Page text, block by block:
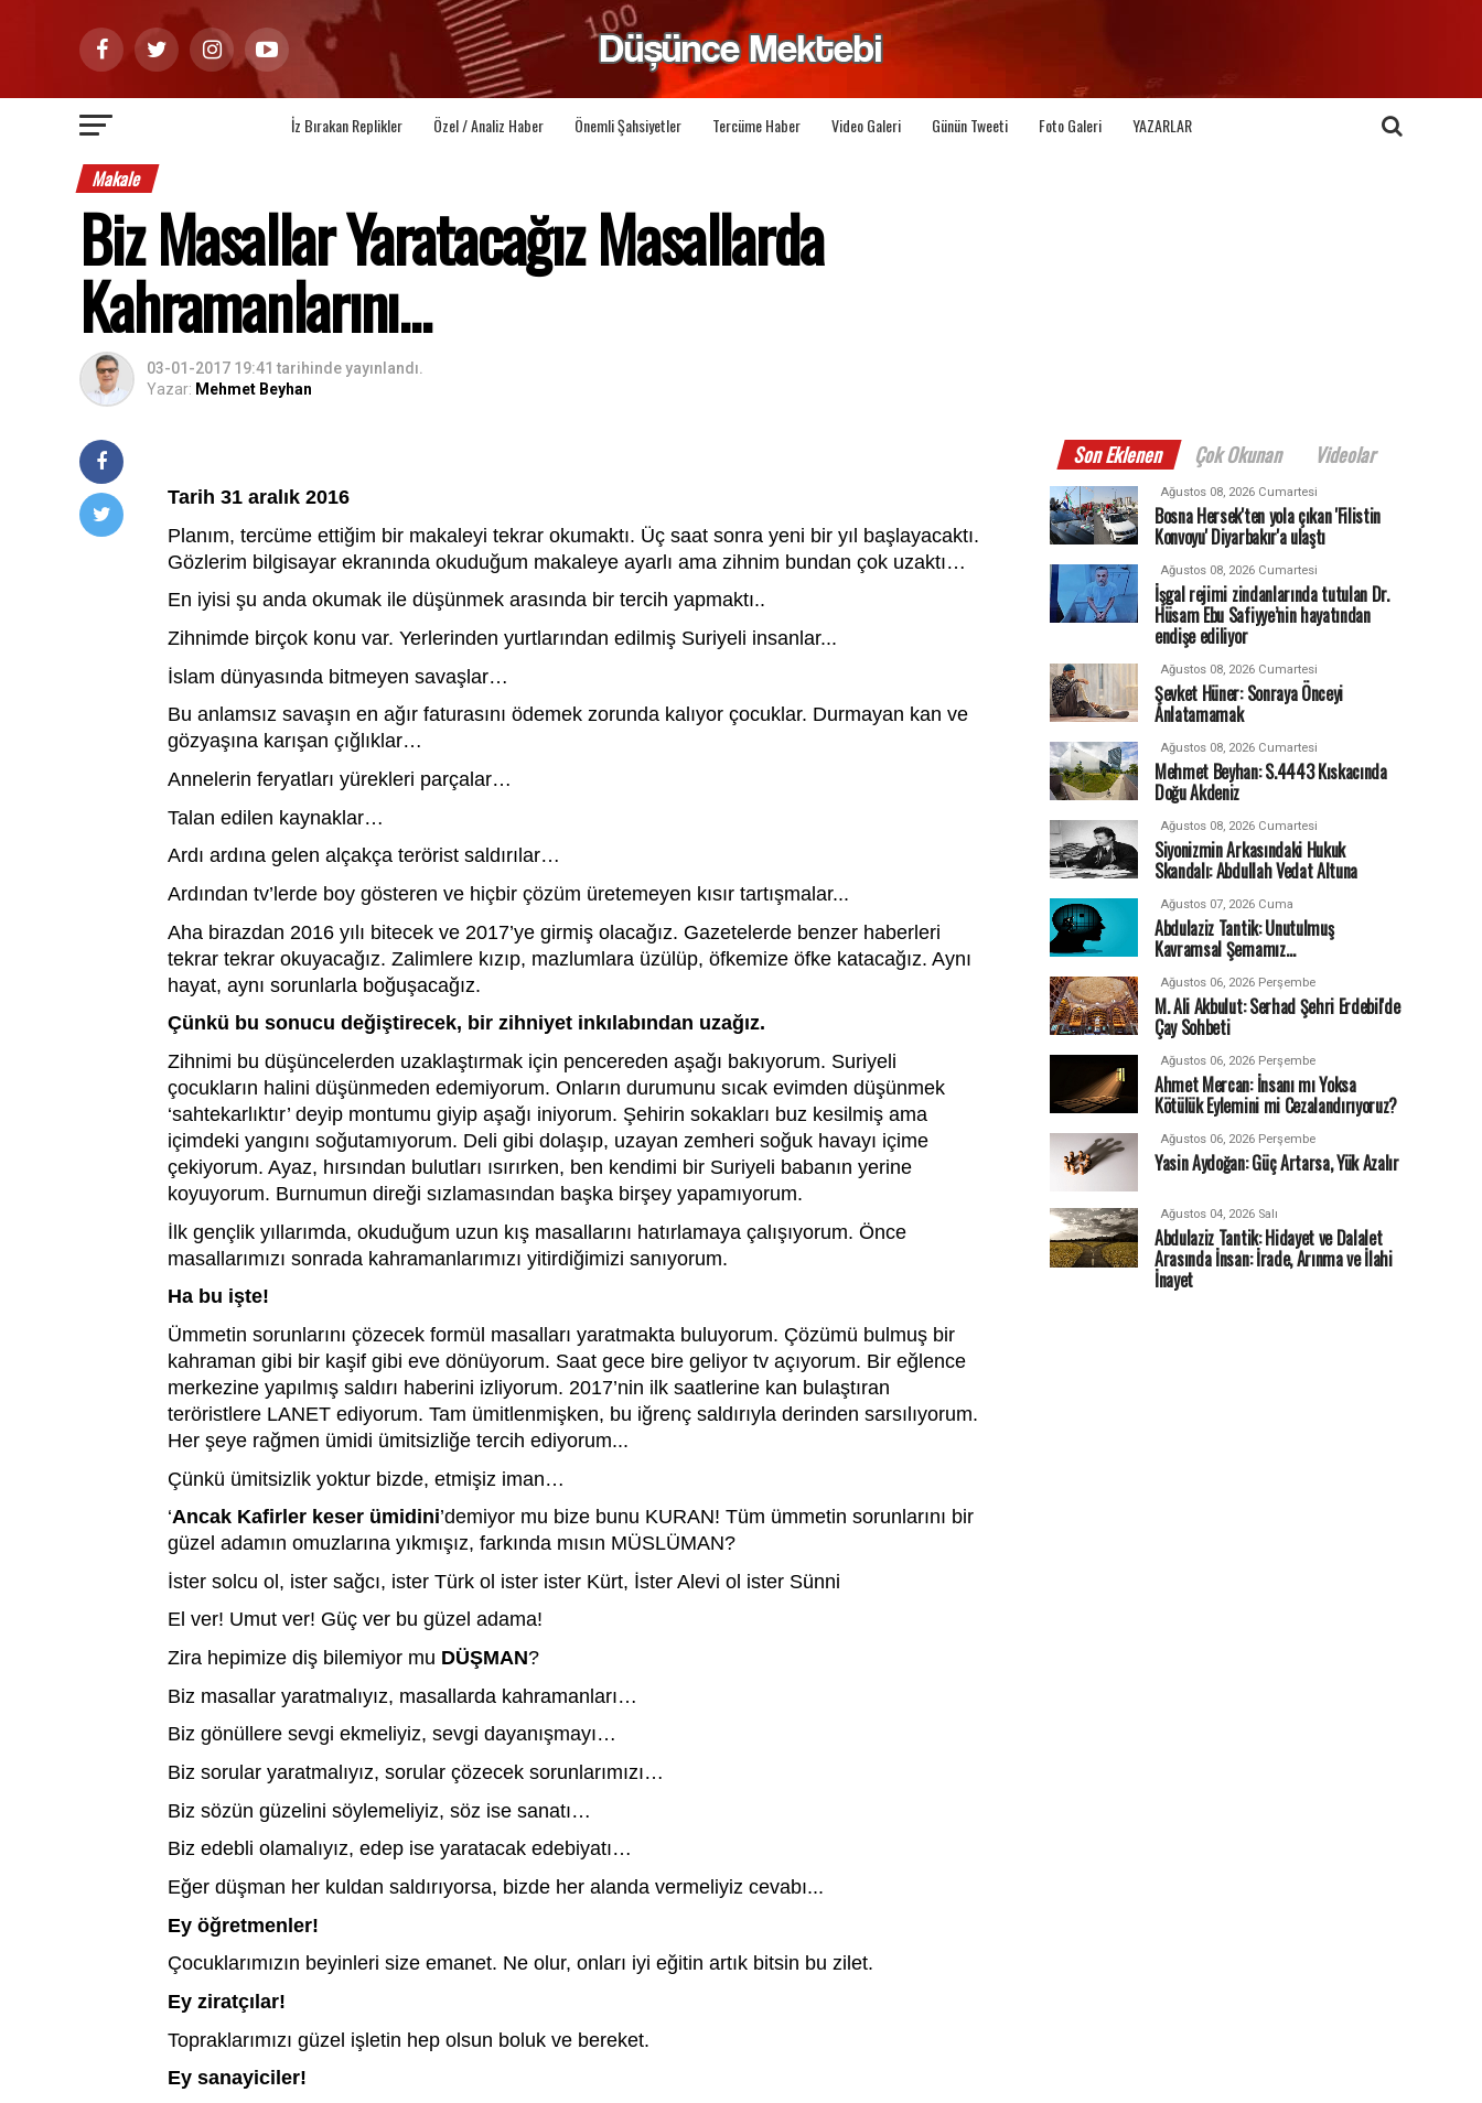
İz Bırakan Replikler Özel / Analiz Haber Önemli Şahsiyetler Tercüme Haber Video Galeri Günün Tweeti Foto Galeri YAZARLAR
Makale
Biz Masallar Yaratacağız Masallarda
Kahramanlarını...
03-01-2017 19:41 tarihinde yayınlandı.
Yazar: Mehmet Beyhan
Tarih 31 aralık 2016
Planım, tercüme ettiğim bir makaleyi tekrar okumaktı. Üç saat sonra yeni bir yıl başlayacaktı.
Gözlerim bilgisayar ekranında okuduğum makaleye ayarlı ama zihnim bundan çok uzaktı…
En iyisi şu anda okumak ile düşünmek arasında bir tercih yapmaktı..
Zihnimde birçok konu var. Yerlerinden yurtlarından edilmiş Suriyeli insanlar...
İslam dünyasında bitmeyen savaşlar…
Bu anlamsız savaşın en ağır faturasını ödemek zorunda kalıyor çocuklar. Durmayan kan ve
gözyaşına karışan çığlıklar…
Annelerin feryatları yürekleri parçalar…
Talan edilen kaynaklar…
Ardı ardına gelen alçakça terörist saldırılar…
Ardından tv’lerde boy gösteren ve hiçbir çözüm üretemeyen kısır tartışmalar...
Aha birazdan 2016 yılı bitecek ve 2017’ye girmiş olacağız. Gazetelerde benzer haberleri
tekrar tekrar okuyacağız. Zalimlere kızıp, mazlumlara üzülüp, öfkemize öfke katacağız. Aynı
hayat, aynı sorunlarla boğuşacağız.
Çünkü bu sonucu değiştirecek, bir zihniyet inkılabından uzağız.
Zihnimi bu düşüncelerden uzaklaştırmak için pencereden aşağı bakıyorum. Suriyeli
çocukların halini düşünmeden edemiyorum. Onların durumunu sıcak evimden düşünmek
‘sahtekarlıktır’ deyip montumu giyip aşağı iniyorum. Şehirin sokakları buz kesilmiş ama
içimdeki yangını soğutamıyorum. Deli gibi dolaşıp, uzayan zemheri soğuk havayı içime
çekiyorum. Ayaz, hırsından bulutları ısırırken, ben kendimi bir Suriyeli babanın yerine
koyuyorum. Burnumun direği sızlamasından başka birşey yapamıyorum.
İlk gençlik yıllarımda, okuduğum uzun kış masallarını hatırlamaya çalışıyorum. Önce
masallarımızı sonrada kahramanlarımızı yitirdiğimizi sanıyorum.
Ha bu işte!
Ümmetin sorunlarını çözecek formül masalları yaratmakta buluyorum. Çözümü bulmuş bir
kahraman gibi bir kaşif gibi eve dönüyorum. Saat gece bire geliyor tv açıyorum. Bir eğlence
merkezine yapılmış saldırı haberini izliyorum. 2017’nin ilk saatlerine kan bulaştıran
teröristlere LANET ediyorum. Tam ümitlenmişken, bu iğrenç saldırıyla derinden sarsılıyorum.
Her şeye rağmen ümidi ümitsizliğe tercih ediyorum...
Çünkü ümitsizlik yoktur bizde, etmişiz iman…
‘Ancak Kafirler keser ümidini’demiyor mu bize bunu KURAN! Tüm ümmetin sorunlarını bir
güzel adamın omuzlarına yıkmışız, farkında mısın MÜSLÜMAN?
İster solcu ol, ister sağcı, ister Türk ol ister ister Kürt, İster Alevi ol ister Sünni
El ver! Umut ver! Güç ver bu güzel adama!
Zira hepimize diş bilemiyor mu DÜŞMAN?
Biz masallar yaratmalıyız, masallarda kahramanları…
Biz gönüllere sevgi ekmeliyiz, sevgi dayanışmayı…
Biz sorular yaratmalıyız, sorular çözecek sorunlarımızı…
Biz sözün güzelini söylemeliyiz, söz ise sanatı…
Biz edebli olamalıyız, edep ise yaratacak edebiyatı…
Eğer düşman her kuldan saldırıyorsa, bizde her alanda vermeliyiz cevabı...
Ey öğretmenler!
Çocuklarımızın beyinleri size emanet. Ne olur, onları iyi eğitin artık bitsin bu zilet.
Ey ziratçılar!
Topraklarımızı güzel işletin hep olsun boluk ve bereket.
Ey sanayiciler!
Son Eklenen Çok Okunan Videolar
Ağustos 08, 2026 Cumartesi
Bosna Hersek'ten yola çıkan 'Filistin
Konvoyu' Diyarbakır'a ulaştı
Ağustos 08, 2026 Cumartesi
İşgal rejimi zindanlarında tutulan Dr.
Hüsam Ebu Safiyye’nin hayatından
endişe ediliyor
Ağustos 08, 2026 Cumartesi
Şevket Hüner: Sonraya Önceyi
Anlatamamak
Ağustos 08, 2026 Cumartesi
Mehmet Beyhan: S.4443 Kıskacında
Doğu Akdeniz
Ağustos 08, 2026 Cumartesi
Siyonizmin Arkasındaki Hukuk
Skandalı: Abdullah Vedat Altuna
Ağustos 07, 2026 Cuma
Abdulaziz Tantik: Unutulmuş
Kavramsal Şemamız…
Ağustos 06, 2026 Perşembe
M. Ali Akbulut: Serhad Şehri Erdebil'de
Çay Sohbeti
Ağustos 06, 2026 Perşembe
Ahmet Mercan: İnsanı mı Yoksa
Kötülük Eylemini mi Cezalandırıyoruz?
Ağustos 06, 2026 Perşembe
Yasin Aydoğan: Güç Artarsa, Yük Azalır
Ağustos 04, 2026 Salı
Abdulaziz Tantik: Hidayet ve Dalalet
Arasında İnsan: İrade, Arınma ve İlahi
İnayet